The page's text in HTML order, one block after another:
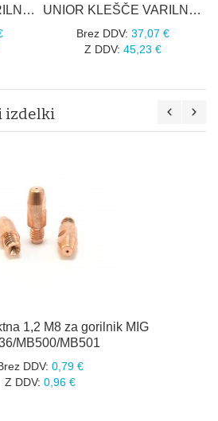
UNIOR KLEŠČE VARILNE UNIVERZALNE ART.436/4P 180 mm UNIOR KLEŠČE VARILNE UNIVERZALNE ART.436/4P 210 mm
Brez DDV: 37,07 €
Z DDV: 45,23 €
izdelki
1,2 M8 za gorilnik MIG
MB500/MB501
DDV: 0,79 €
Z DDV: 0,96 €